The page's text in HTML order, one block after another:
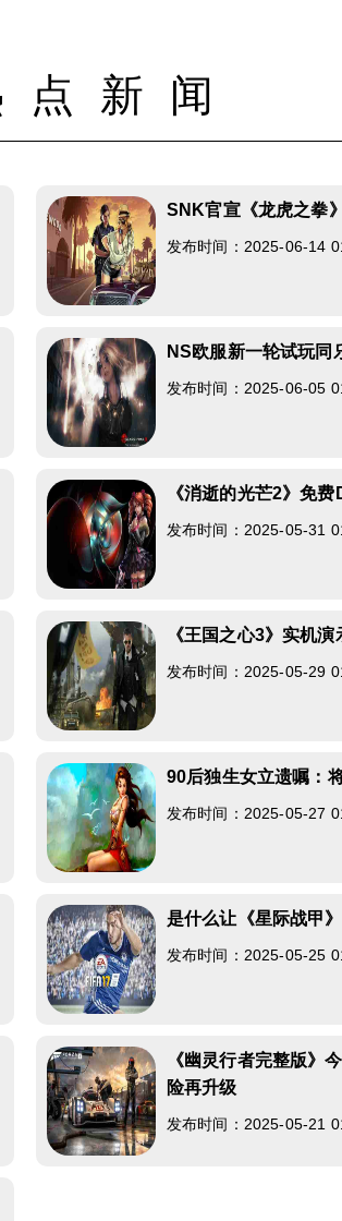
点新闻
SNK官宣《龙虎之拳
发布时间：2025-06-14
NS欧服新一轮试玩同
发布时间：2025-06-05
《消逝的光芒2》免
发布时间：2025-05-31
《王国之心3》实机
发布时间：2025-05-29
90后独生女立遗嘱：
发布时间：2025-05-27
是什么让《星际战甲
发布时间：2025-05-25
《幽灵行者完整版》
险再升级
发布时间：2025-05-21